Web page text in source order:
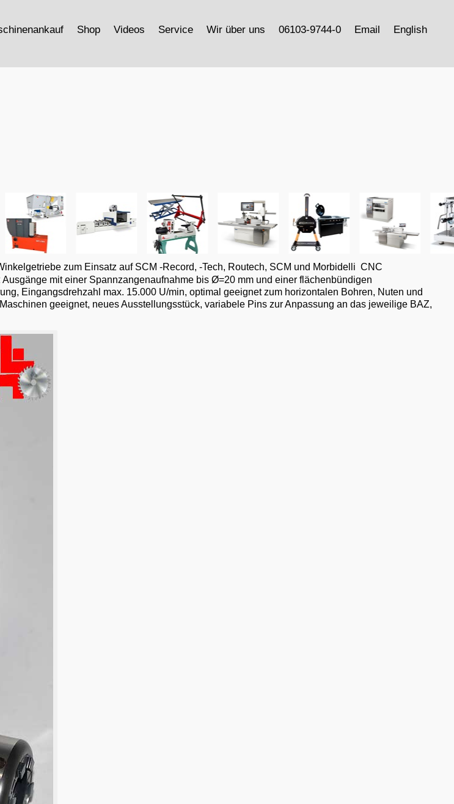
Shop Videos Service Wir über uns 06103-9744-0 Email English
zum Einsatz auf SCM -Record, -Tech, Routech, SCM und Morbidelli CNC
mit einer Spannzangenaufnahme bis Ø=20 mm und einer flächenbündigen
Eingangsdrehzahl max. 15.000 U/min, optimal geeignet zum horizontalen Bohren, Nuten und
geeignet, neues Ausstellungsstück, variabele Pins zur Anpassung an das jeweilige BAZ,